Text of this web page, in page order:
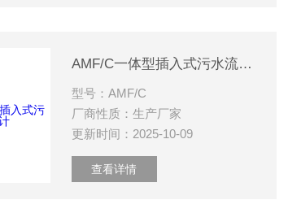
AMF/C一体型插入式污水流量计
型号：AMF/C
厂商性质：生产厂家
更新时间：2025-10-09
查看详情